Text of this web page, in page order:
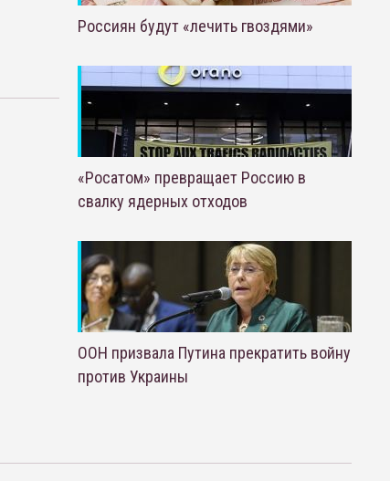
Россиян будут «лечить гвоздями»
«Росатом» превращает Россию в
свалку ядерных отходов
ООН призвала Путина прекратить войну
против Украины